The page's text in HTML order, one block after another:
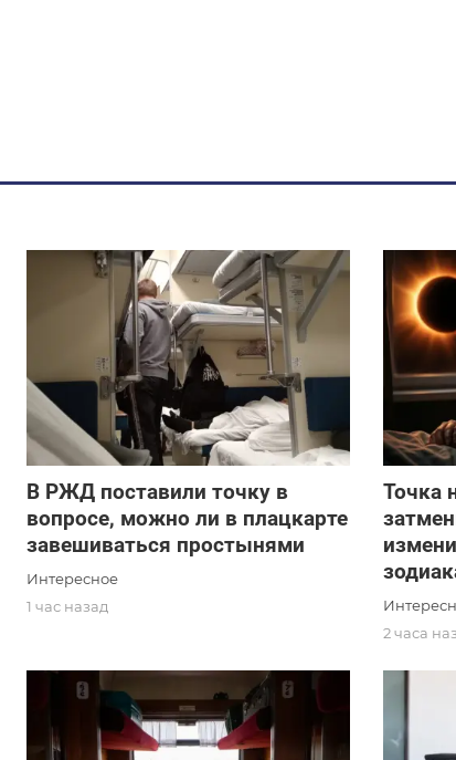
В РЖД поставили точку в
вопросе, можно ли в плацкарте
завешиваться простынями
Интересное
1 час назад
Точка
2 часа